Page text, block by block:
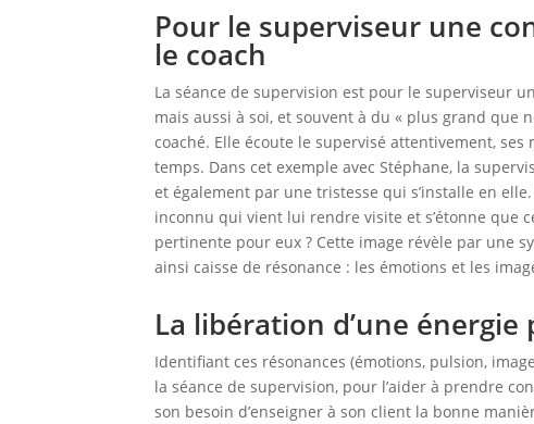
Pour le superviseur une
le coach
La séance de supervision est pour le superviseur
mais aussi à soi, et souvent à du « plus grand que
coaché. Elle écoute le supervisé attentivement,
temps. Dans cet exemple avec Stéphane, la
et également par une tristesse qui s’installe en
inconnu qui vient lui rendre visite et s’étonne que
pertinente pour eux ? Cette image révèle par une
ainsi caisse de résonance : les émotions et les
La libération d’une
Identifiant ces résonances (émotions, pulsion,
la séance de supervision, pour l’aider à prendre
son besoin d’enseigner à son client la bonne